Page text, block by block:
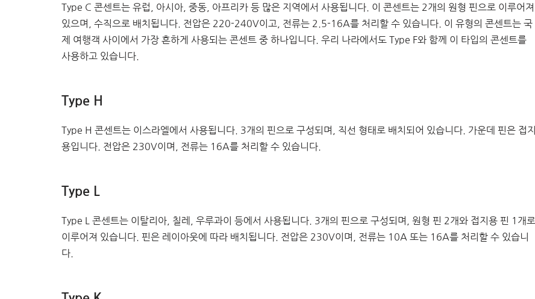
Type C 콘센트는 유럽, 아시아, 중동, 아프리카 등 많은 지역에서 사용됩니다. 이 콘센트는 2개의 원형 핀으로 이루어져
있으며, 수직으로 배치됩니다. 전압은 220-240V이고, 전류는 2.5-16A를 처리할 수 있습니다. 이 유형의 콘센트는 국
제 여행객 사이에서 가장 흔하게 사용되는 콘센트 중 하나입니다. 우리 나라에서도 Type F와 함께 이 타입의 콘센트를
사용하고 있습니다.
Type H
Type H 콘센트는 이스라엘에서 사용됩니다. 3개의 핀으로 구성되며, 직선 형태로 배치되어 있습니다. 가운데 핀은 접지
용입니다. 전압은 230V이며, 전류는 16A를 처리할 수 있습니다.
Type L
Type L 콘센트는 이탈리아, 칠레, 우루과이 등에서 사용됩니다. 3개의 핀으로 구성되며, 원형 핀 2개와 접지용 핀 1개로
이루어져 있습니다. 핀은 레이아웃에 따라 배치됩니다. 전압은 230V이며, 전류는 10A 또는 16A를 처리할 수 있습니
다.